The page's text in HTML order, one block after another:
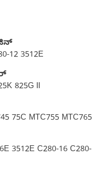
12 3512E
825G II
75C MTC755
3512E C280-16